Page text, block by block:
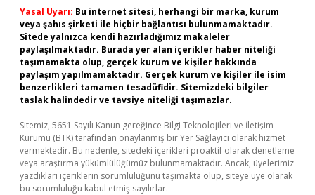
Yasal Uyarı: Bu internet sitesi, herhangi bir marka, kurum
veya şahıs şirketi ile hiçbir bağlantısı bulunmamaktadır.
Sitede yalnızca kendi hazırladığımız makaleler
paylaşılmaktadır. Burada yer alan içerikler haber niteliği
taşımamakta olup, gerçek kurum ve kişiler hakkında
paylaşım yapılmamaktadır. Gerçek kurum ve kişiler ile isim
benzerlikleri tamamen tesadüfidir. Sitemizdeki bilgiler
taslak halindedir ve tavsiye niteliği taşımazlar.
Sitemiz, 5651 Sayılı Kanun gereğince Bilgi Teknolojileri ve İletişim
Kurumu (BTK) tarafından onaylanmış bir Yer Sağlayıcı olarak hizmet
vermektedir. Bu nedenle, sitedeki içerikleri proaktif olarak denetleme
veya araştırma yükümlülüğümüz bulunmamaktadır. Ancak, üyelerimiz
yazdıkları içeriklerin sorumluluğunu taşımakta olup, siteye üye olarak
bu sorumluluğu kabul etmiş sayılırlar.